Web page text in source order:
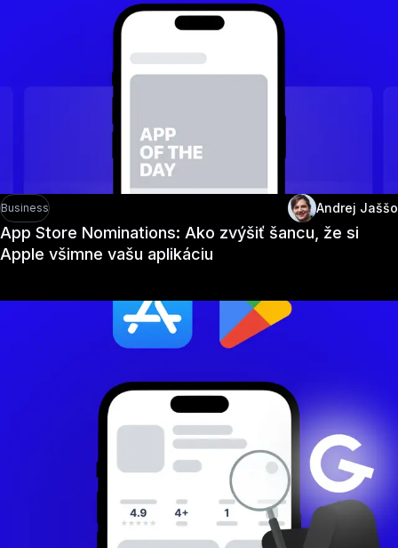
Business Andrej Jaššo
App Store Nominations: Ako zvýšiť šancu, že si
Apple všimne vašu aplikáciu